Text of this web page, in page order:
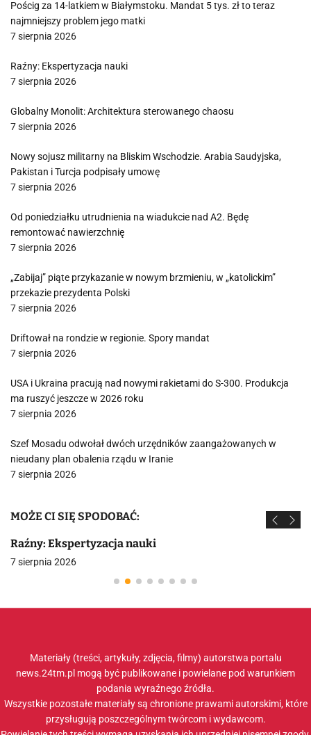
Pościg za 14-latkiem w Białymstoku. Mandat 5 tys. zł to teraz
najmniejszy problem jego matki
7 sierpnia 2026
Raźny: Ekspertyzacja nauki
7 sierpnia 2026
Globalny Monolit: Architektura sterowanego chaosu
7 sierpnia 2026
Nowy sojusz militarny na Bliskim Wschodzie. Arabia Saudyjska,
Pakistan i Turcja podpisały umowę
7 sierpnia 2026
Od poniedziałku utrudnienia na wiadukcie nad A2. Będę
remontować nawierzchnię
7 sierpnia 2026
„Zabijaj” piąte przykazanie w nowym brzmieniu, w „katolickim”
przekazie prezydenta Polski
7 sierpnia 2026
Driftował na rondzie w regionie. Spory mandat
7 sierpnia 2026
USA i Ukraina pracują nad nowymi rakietami do S-300. Produkcja
ma ruszyć jeszcze w 2026 roku
7 sierpnia 2026
Szef Mosadu odwołał dwóch urzędników zaangażowanych w
nieudany plan obalenia rządu w Iranie
7 sierpnia 2026
MOŻE CI SIĘ SPODOBAĆ:
Raźny: Ekspertyzacja nauki
7 sierpnia 2026
Materiały (treści, artykuły, zdjęcia, filmy) autorstwa portalu
news.24tm.pl mogą być publikowane i powielane pod warunkiem
podania wyraźnego źródła.
Wszystkie pozostałe materiały są chronione prawami autorskimi, które
przysługują poszczególnym twórcom i wydawcom.